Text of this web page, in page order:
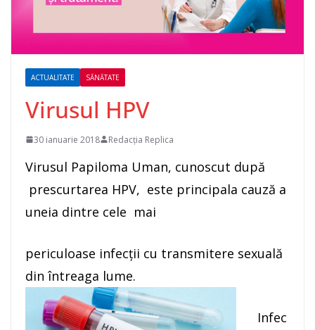
ACTUALITATE SĂNĂTATE
Virusul HPV
30 ianuarie 2018 Redacția Replica
Virusul Papiloma Uman, cunoscut după
prescurtarea HPV, este principala cauză a
uneia dintre cele mai
periculoase infecții cu transmitere sexuală
din întreaga lume.
Infec